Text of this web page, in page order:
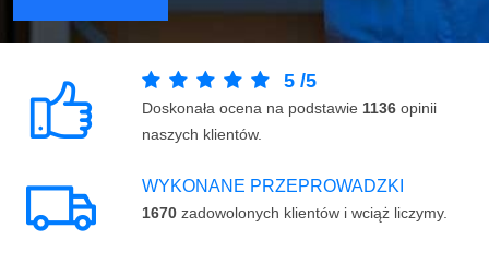
5 /5
Doskonała ocena na podstawie 1136 opinii
naszych klientów.
WYKONANE PRZEPROWADZKI
1670 zadowolonych klientów i wciąż liczymy.